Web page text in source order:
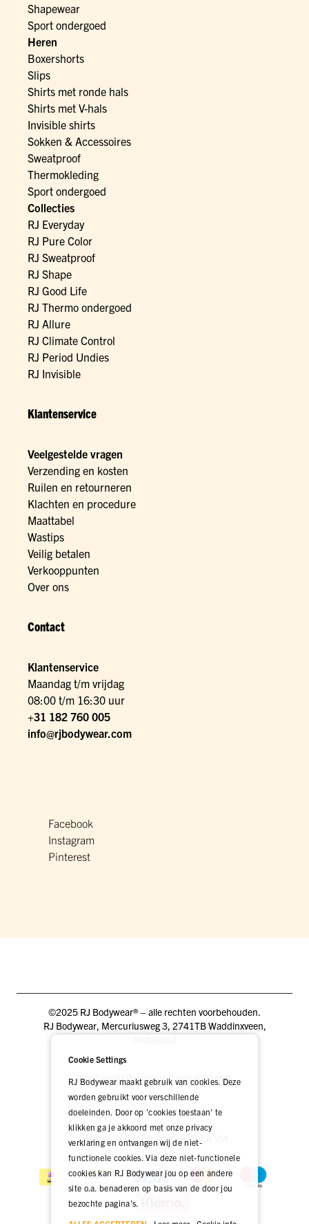
Shapewear
Sport ondergoed
Heren
Boxershorts
Slips
Shirts met ronde hals
Shirts met V-hals
Invisible shirts
Sokken & Accessoires
Sweatproof
Thermokleding
Sport ondergoed
Collecties
RJ Everyday
RJ Pure Color
RJ Sweatproof
RJ Shape
RJ Good Life
RJ Thermo ondergoed
RJ Allure
RJ Climate Control
RJ Period Undies
RJ Invisible
Klantenservice
Veelgestelde vragen
Verzending en kosten
Ruilen en retourneren
Klachten en procedure
Maattabel
Wastips
Veilig betalen
Verkooppunten
Over ons
Contact
Klantenservice
Maandag t/m vrijdag
08:00 t/m 16:30 uur
+31 182 760 005
info@rjbodywear.com
Facebook
Instagram
Pinterest
©2025 RJ Bodywear® – alle rechten voorbehouden.
RJ Bodywear, Mercuriusweg 3, 2741TB Waddinxveen,
BlogZakelijkPers VacaturesDEALER LOGIN
Betaal veilig én gemakkelijk via
Cookie Settings
RJ Bodywear maakt gebruik van cookies. Deze
worden gebruikt voor verschillende
doeleinden. Door op 'cookies toestaan' te
klikken ga je akkoord met onze privacy
verklaring en ontvangen wij de niet-
functionele cookies. Via deze niet-functionele
cookies kan RJ Bodywear jou op een andere
site o.a. benaderen op basis van de door jou
bezochte pagina's.